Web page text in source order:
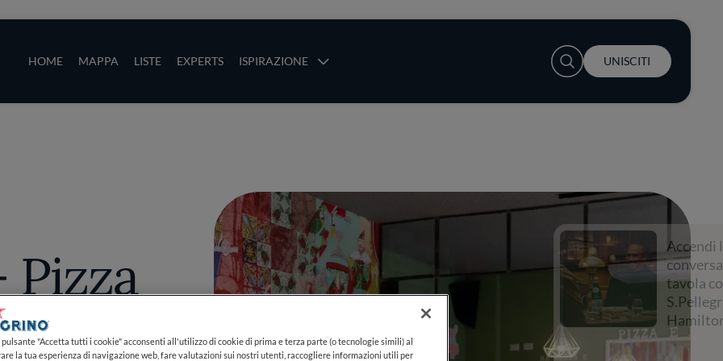
HOME MAPPA LISTE EXPERTS ISPIRAZIONE
User account menu
UNISCITI
Accendi la
conversazione a
tavola con
S.Pellegrino e Lewis
Hamilton
"Accetta tutti i cookie" acconsenti all'utilizzo di cookie di prima e terza parte (o tecnologie simili) al
la tua esperienza di navigazione web, fare valutazioni sui nostri utenti, raccogliere informazioni utili per